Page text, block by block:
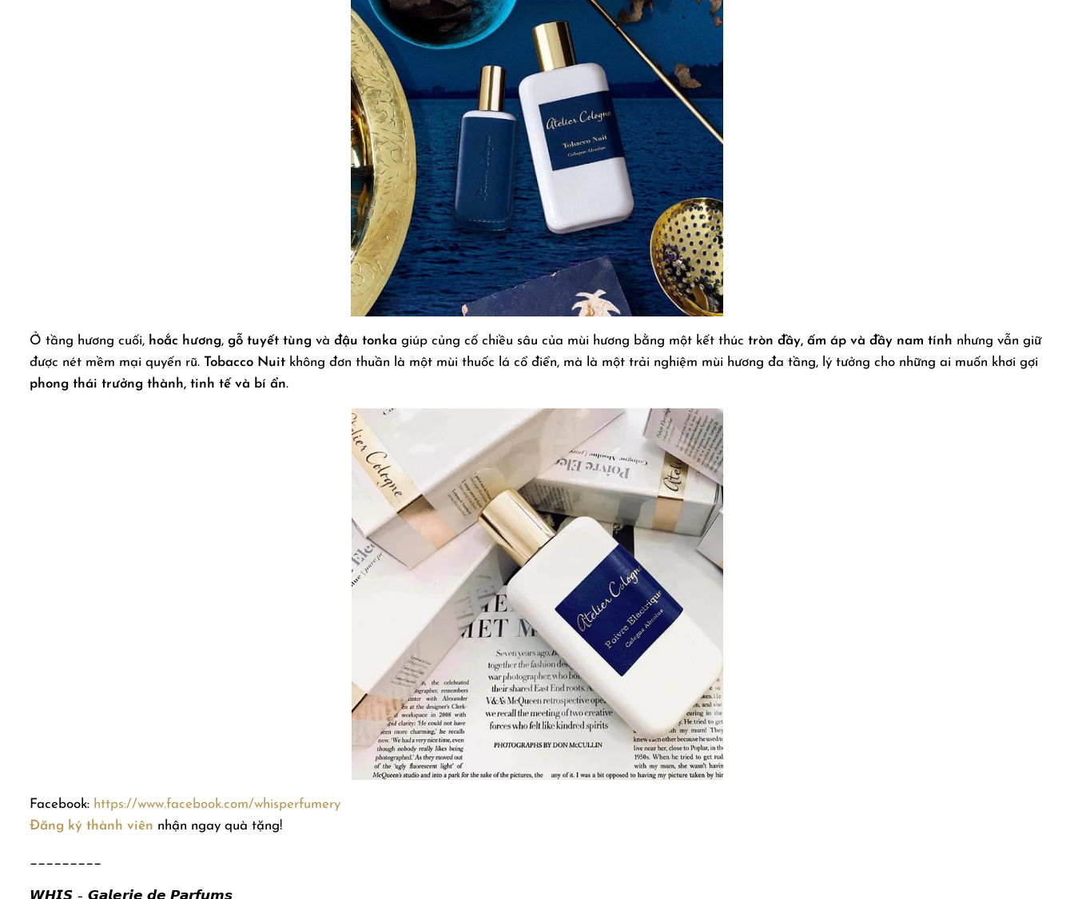
Ở tầng hương cuối, hoắc hương, gỗ tuyết tùng và đậu tonka giúp củng cố chiều sâu của mùi hương bằng một kết thúc tròn đầy, ấm áp và đầy nam tính nhưng vẫn giữ
được nét mềm mại quyến rũ. Tobacco Nuit không đơn thuần là một mùi thuốc lá cổ điển, mà là một trải nghiệm mùi hương đa tầng, lý tưởng cho những ai muốn khơi gợi
phong thái trưởng thành, tinh tế và bí ẩn.
Facebook: https://www.facebook.com/whisperfumery
Đăng ký thành viên nhận ngay quà tặng!
_________
𝙒𝙃𝙄𝙎 – 𝙂𝙖𝙡𝙚𝙧𝙞𝙚 𝙙𝙚 𝙋𝙖𝙧𝙛𝙪𝙢𝙨